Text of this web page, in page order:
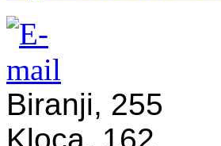
Biranji, 255
Kloca, 162